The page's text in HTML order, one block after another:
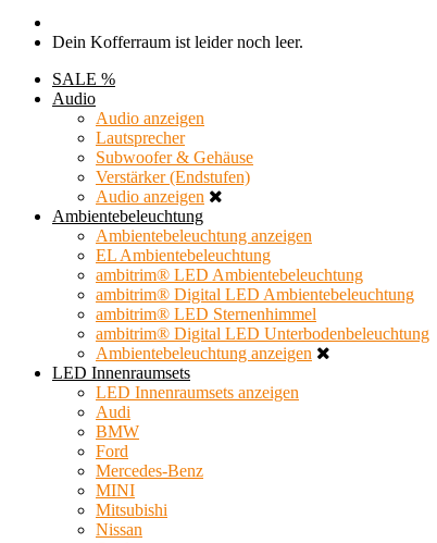
Dein Kofferraum ist leider noch leer.
SALE %
Audio
Audio anzeigen
Lautsprecher
Subwoofer & Gehäuse
Verstärker (Endstufen)
Audio anzeigen
Ambientebeleuchtung
Ambientebeleuchtung anzeigen
EL Ambientebeleuchtung
ambitrim® LED Ambientebeleuchtung
ambitrim® Digital LED Ambientebeleuchtung
ambitrim® LED Sternenhimmel
ambitrim® Digital LED Unterbodenbeleuchtung
Ambientebeleuchtung anzeigen
LED Innenraumsets
LED Innenraumsets anzeigen
Audi
BMW
Ford
Mercedes-Benz
MINI
Mitsubishi
Nissan